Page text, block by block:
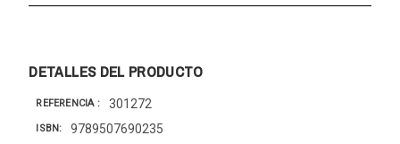
DETALLES DEL PRODUCTO
REFERENCIA 301272
ISBN 9789507690235